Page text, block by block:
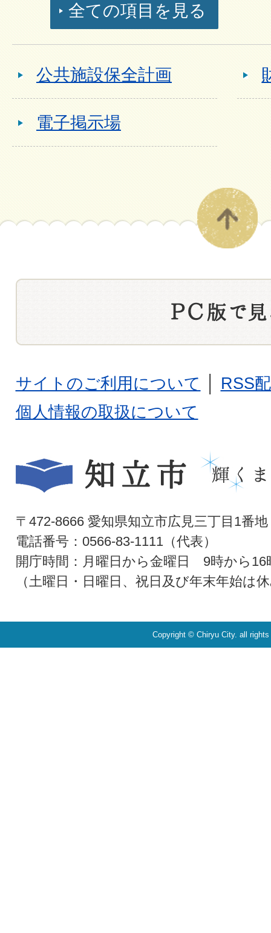
全ての項目を見る
公共施設保全計画
電子掲示場
サイトのご利用について
RSS
個人情報の取扱について
〒472-8666 愛知県知立市広見三丁目1番地
電話番号：0566-83-1111（代表）
開庁時間：月曜日から金曜日 9時から16
（土曜日・日曜日、祝日及び年末年始は
Copyright © Chiryu City. all rights